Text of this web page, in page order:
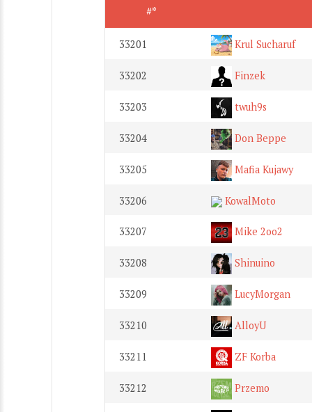
#*
33201 Krul Sucharuf
33202 Finzek
33203 twuh9s
33204 Don Beppe
33205 Mafia Kujawy
33206 KowalMoto
33207 Mike 2oo2
33208 Shinuino
33209 LucyMorgan
33210 AlloyU
33211 ZF Korba
33212 Przemo